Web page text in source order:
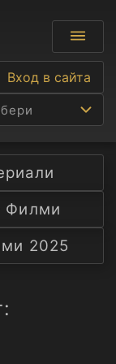
Вход в сайта
Филми
2025